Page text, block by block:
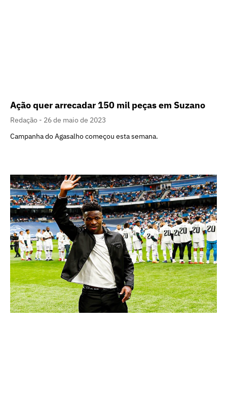
Ação quer arrecadar 150 mil peças em Suzano
Redação
26 de maio de 2023
Campanha do Agasalho começou esta semana.